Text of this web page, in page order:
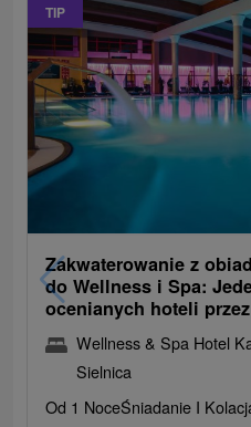
TIP
Zakwaterowanie z
do Wellness i Spa:
ocenianych hoteli
Wellness & Spa Hotel
Sielnica
Od 1 NoceŚniadanie I